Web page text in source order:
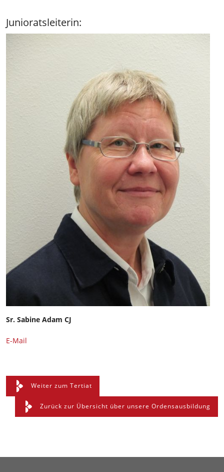
Junioratsleiterin:
Sr. Sabine Adam CJ
E-Mail
Weiter zum Tertiat
Zurück zur Übersicht über unsere Ordensausbildung